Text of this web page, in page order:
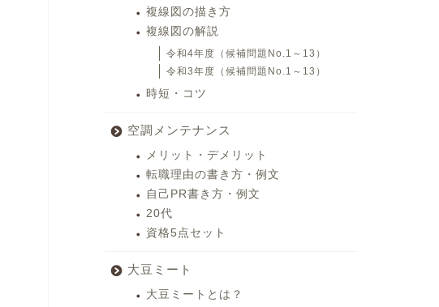
複線図の描き方
複線図の解説
令和4年度（候補問題No.1～13）
令和3年度（候補問題No.1～13）
時短・コツ
空調メンテナンス
メリット・デメリット
転職理由の書き方・例文
自己PR書き方・例文
20代
資格5点セット
大豆ミート
大豆ミートとは？